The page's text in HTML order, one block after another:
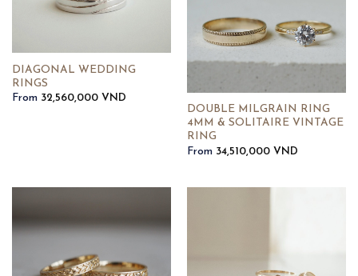
DIAGONAL WEDDING
RINGS
From 32,560,000 VND
DOUBLE MILGRAIN RING
4MM & SOLITAIRE VINTAGE
RING
From 34,510,000 VND